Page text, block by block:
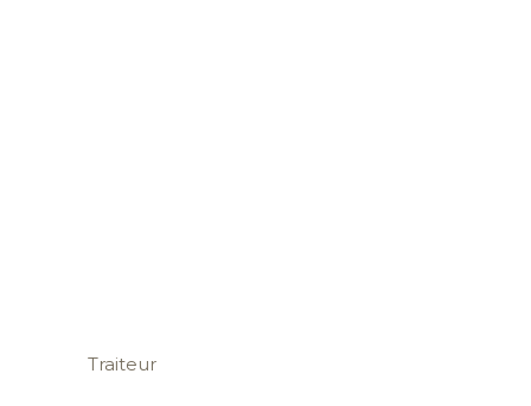
Traiteur